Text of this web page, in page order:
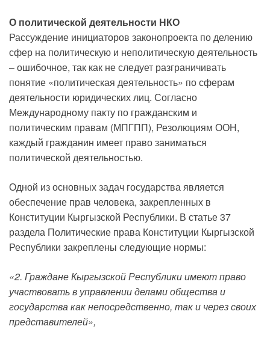
О политической деятельности НКО
Рассуждение инициаторов законопроекта по делению
сфер на политическую и неполитическую деятельность
– ошибочное, так как не следует разграничивать
понятие «политическая деятельность» по сферам
деятельности юридических лиц. Согласно
Международному пакту по гражданским и
политическим правам (МПГПП), Резолюциям ООН,
каждый гражданин имеет право заниматься
политической деятельностью.
Одной из основных задач государства является
обеспечение прав человека, закрепленных в
Конституции Кыргызской Республики. В статье 37
раздела Политические права Конституции Кыргызской
Республики закреплены следующие нормы:
«2. Граждане Кыргызской Республики имеют право
участвовать в управлении делами общества и
государства как непосредственно, так и через своих
представителей»,